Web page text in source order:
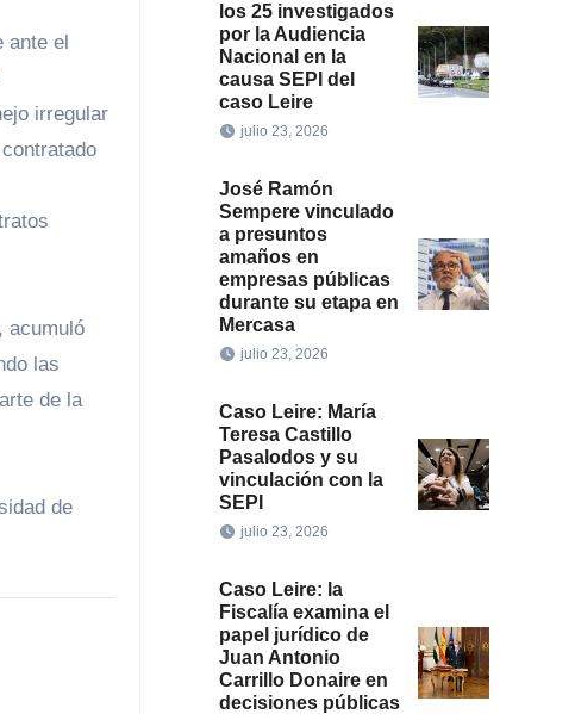
el
irregular
acumuló
las
de la
de
los 25 investigados
por la Audiencia
Nacional en la
causa SEPI del
caso Leire
julio 23, 2026
José Ramón
Sempere vinculado
a presuntos
amaños en
empresas públicas
durante su etapa en
Mercasa
julio 23, 2026
Caso Leire: María
Teresa Castillo
Pasalodos y su
vinculación con la
SEPI
julio 23, 2026
Caso Leire: la
Fiscalía examina el
papel jurídico de
Juan Antonio
Carrillo Donaire en
decisiones públicas